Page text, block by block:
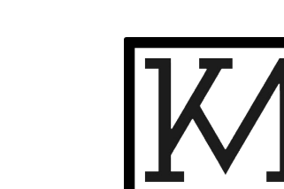
Ga
door
navigatie
Ga
naar